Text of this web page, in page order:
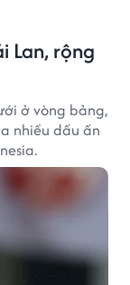
Lan, rộng
ở vòng bảng,
nhiều dấu ấn